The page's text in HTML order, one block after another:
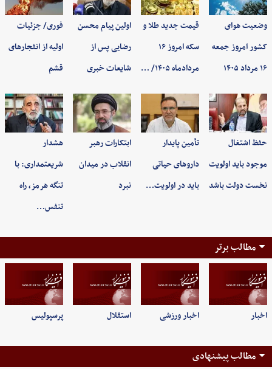
وضعیت هوای
کشور امروز جمعه
۱۶ مرداد ۱۴۰۵
قیمت جدید طلا و
سکه امروز ۱۶
مردادماه ۱۴۰۵/ …
اولین پیام محسن
رضایی پس از
شایعات خبری
فوری/ جزئیات
اولیه از انفجارهای
قشم
حفظ اشتغال
موجود باید اولویت
نخست دولت باشد
تأمین پایدار
داروهای حیاتی
باید در اولویت…
ابتکارات رهبر
انقلاب در میدان
نبرد
هشدار
شریعتمداری: با
تنگه هرمز، راه
تنفس…
مطالب برتر
اخبار اخبار ورزشی استقلال پرسپولیس
مطالب پیشنهادی